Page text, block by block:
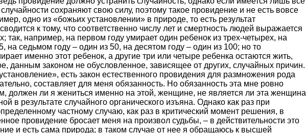
сохраняют свою силу, поэтому такое провидение и не есть вовсе
одно из «божьих установлении» в природе, то есть результат
к тому, что соответственно числу лет и смертность людей выражается
так, например, на первом году умирает один ребенок из трех-четырех, на
на седьмом году – один из 50, на десятом году – один из 100; но то
именно этот ребенок, а другие три или четыре ребенка остаются жить,
данным законом не обусловленное, зависящее от других, случайных причин.
есть закон естественного провидения для размножения рода
составляет для меня обязанность. Но обязанность эта мне ровно
должен ли я жениться именно на этой, женщине, не является ли эта женщина
в результате случайного органического изъяна. Однако как раз при
частному случаю, как раз в критический момент решения, в
провидение бросает меня на произвол судьбы, – в действительности это
и есть сама природа; в таком случае от нее я обращаюсь к высшей